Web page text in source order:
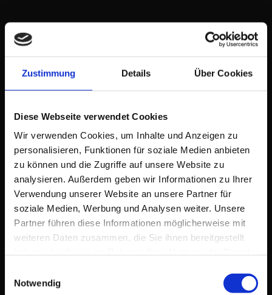
Zustimmung Details Über Cookies
Diese Webseite verwendet Cookies
Wir verwenden Cookies, um Inhalte und Anzeigen zu
personalisieren, Funktionen für soziale Medien anbieten
zu können und die Zugriffe auf unsere Website zu
analysieren. Außerdem geben wir Informationen zu Ihrer
Verwendung unserer Website an unsere Partner für
soziale Medien, Werbung und Analysen weiter. Unsere
Partner führen diese Informationen möglicherweise mit
weiteren Daten zusammen, die Sie ihnen bereitgestellt
Notwendig